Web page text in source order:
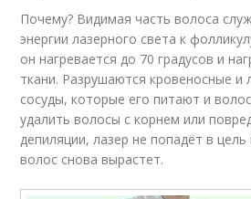
Почему? Видимая часть волоса
энергии лазерного света к
он нагревается до 70 градусов и
ткани. Разрушаются кровеносные и
сосуды, которые его питают и
удалить волосы с корнем или
депиляции, лазер не попадёт в цель
волос снова вырастет.